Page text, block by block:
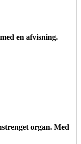
en afvisning.
organ. Med